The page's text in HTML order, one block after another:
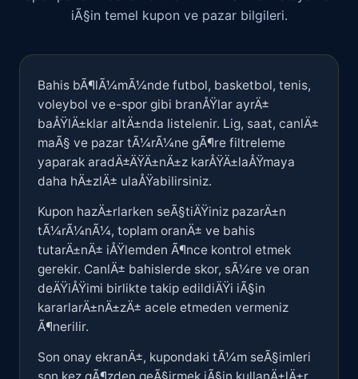
iÃ§in temel kupon ve pazar bilgileri.
Bahis bÃ¶lÃ¼mÃ¼nde futbol, basketbol, tenis,
voleybol ve e-spor gibi branÅŸlar ayrÄ±
baÅŸlÄ±klar altÄ±nda listelenir. Lig, saat, canlÄ±
maÃ§ ve pazar tÃ¼rÃ¼ne gÃ¶re filtreleme
yaparak aradÄ±ÄŸÄ±nÄ±z karÅŸÄ±laÅŸmaya
daha hÄ±zlÄ± ulaÅŸabilirsiniz.
Kupon hazÄ±rlarken seÃ§tiÄŸiniz pazarÄ±n
tÃ¼rÃ¼nÃ¼, toplam oranÄ± ve bahis
tutarÄ±nÄ± iÅŸlemden Ã¶nce kontrol etmek
gerekir. CanlÄ± bahislerde skor, sÃ¼re ve oran
deÄŸiÅŸimi birlikte takip edildiÄŸi iÃ§in
kararlarÄ±nÄ±zÄ± acele etmeden vermeniz
Ã¶nerilir.
Son onay ekranÄ±, kupondaki tÃ¼m seÃ§imleri